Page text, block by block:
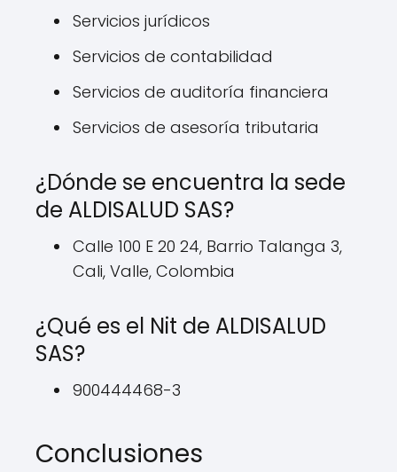
Servicios jurídicos
Servicios de contabilidad
Servicios de auditoría financiera
Servicios de asesoría tributaria
¿Dónde se encuentra la sede
de ALDISALUD SAS?
Calle 100 E 20 24, Barrio Talanga 3,
Cali, Valle, Colombia
¿Qué es el Nit de ALDISALUD
SAS?
900444468-3
Conclusiones